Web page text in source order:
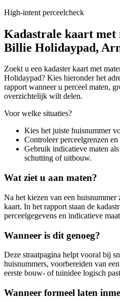
High-intent perceelcheck
Kadastrale kaart met
Billie Holidaypad,
Zoekt u een kadaster kaart met
Holidaypad? Kies hieronder het
rapport wanneer u perceel maten,
overzichtelijk wilt delen.
Voor welke situaties?
Kies het juiste huisnummer
Controleer perceelgrenzen
Gebruik indicatieve maten
schutting of uitbouw.
Wat ziet u aan maten?
Na het kiezen van een huisnummer
kaart. In het rapport staan de
perceelgegevens en indicatieve
Wanneer is dit genoeg?
Deze straatpagina helpt vooral bij
huisnummers, voorbereiden van
eerste bouw- of tuinidee logisch
Wanneer formeel laten